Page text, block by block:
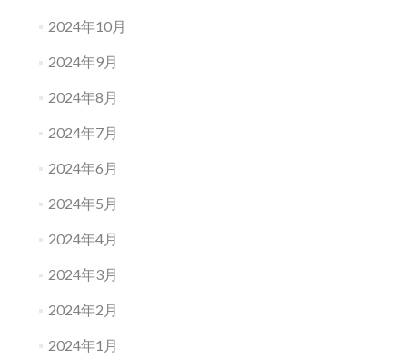
2024年10月
2024年9月
2024年8月
2024年7月
2024年6月
2024年5月
2024年4月
2024年3月
2024年2月
2024年1月